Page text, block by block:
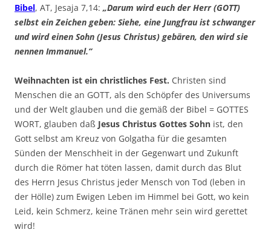
Bibel, AT, Jesaja 7,14: „Darum wird euch der Herr (GOTT)
selbst ein Zeichen geben: Siehe, eine Jungfrau ist schwanger
und wird einen Sohn (Jesus Christus) gebären, den wird sie
nennen Immanuel.“
Weihnachten ist ein christliches Fest. Christen sind
Menschen die an GOTT, als den Schöpfer des Universums
und der Welt glauben und die gemäß der Bibel = GOTTES
WORT, glauben daß Jesus Christus Gottes Sohn ist, den
Gott selbst am Kreuz von Golgatha für die gesamten
Sünden der Menschheit in der Gegenwart und Zukunft
durch die Römer hat töten lassen, damit durch das Blut
des Herrn Jesus Christus jeder Mensch von Tod (leben in
der Hölle) zum Ewigen Leben im Himmel bei Gott, wo kein
Leid, kein Schmerz, keine Tränen mehr sein wird gerettet
wird!